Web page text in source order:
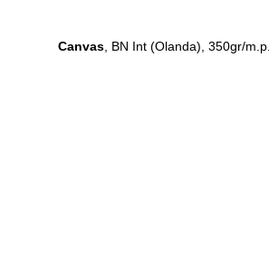
Canvas, BN Int (Olanda), 350gr/m.p.